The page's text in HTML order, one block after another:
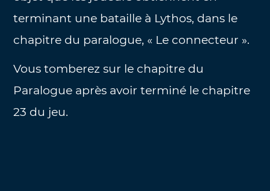
terminant une bataille à Lythos, dans le
chapitre du paralogue, « Le connecteur ».
Vous tomberez sur le chapitre du
Paralogue après avoir terminé le chapitre
23 du jeu.